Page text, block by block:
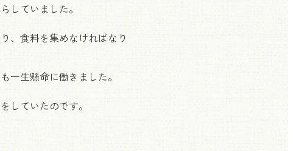
していました。
、食料を集めなければなり
一生懸命に働きました。
していたのです。